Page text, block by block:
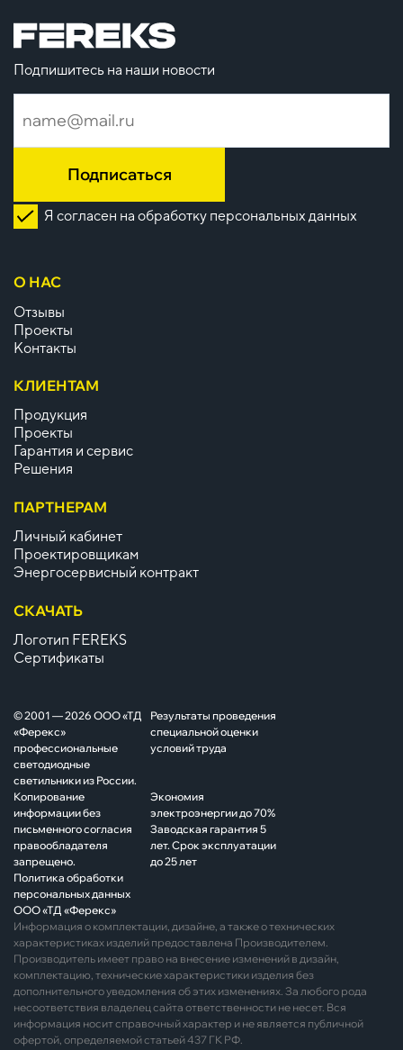
Подпишитесь на наши новости
Подписаться
Я согласен на обработку персональных данных
О НАС
Отзывы
Проекты
Контакты
КЛИЕНТАМ
Продукция
Проекты
Гарантия и сервис
Решения
ПАРТНЕРАМ
Личный кабинет
Проектировщикам
Энергосервисный контракт
СКАЧАТЬ
Логотип FEREKS
Сертификаты
© 2001 — 2026 ООО «ТД
«Ферекс»
профессиональные
светодиодные
светильники из России.
Результаты проведения
специальной оценки
условий труда
Копирование
информации без
письменного согласия
правообладателя
запрещено.
Экономия
электроэнергии до 70%
Заводская гарантия 5
лет. Срок эксплуатации
до 25 лет
Политика обработки
персональных данных
ООО «ТД «Ферекс»
Информация о комплектации, дизайне, а также о технических
характеристиках изделий предоставлена Производителем.
Производитель имеет право на внесение изменений в дизайн,
комплектацию, технические характеристики изделия без
дополнительного уведомления об этих изменениях. За любого рода
несоответствия владелец сайта ответственности не несет. Вся
информация носит справочный характер и не является публичной
офертой, определяемой статьей 437 ГК РФ.